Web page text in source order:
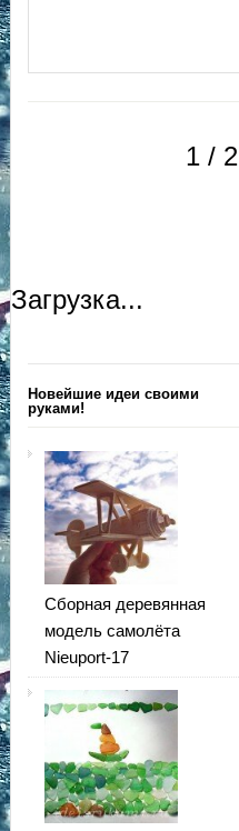
1 / 2
Загрузка...
Новейшие идеи своими
руками!
Сборная деревянная
модель самолёта
Nieuport-17